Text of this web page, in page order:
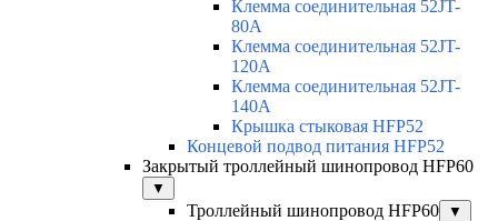
Клемма соединительная 52JT-
80A
Клемма соединительная 52JT-
120A
Клемма соединительная 52JT-
140A
Крышка стыковая HFP52
Концевой подвод питания HFP52
Закрытый троллейный шинопровод HFP60
▼
Троллейный шинопровод HFP60 ▼